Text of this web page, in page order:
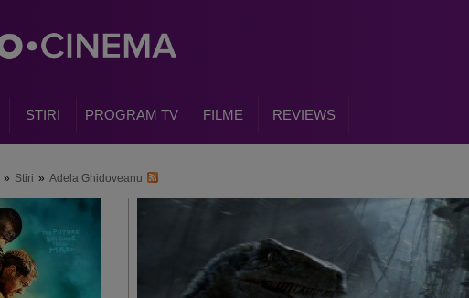
STIRI PROGRAM TV FILME REVIEWS
» Stiri » Adela Ghidoveanu